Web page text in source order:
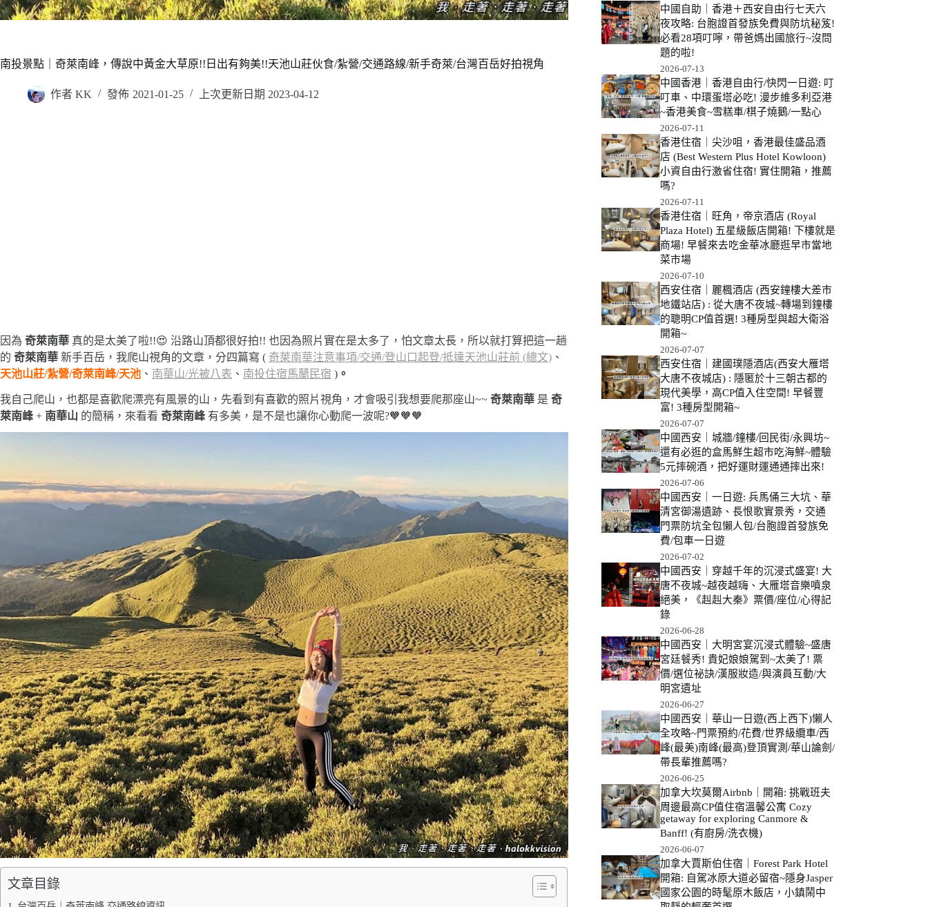
南投景點｜奇萊南峰，傳說中黃金大草原!!日出有夠美!!天池山莊伙食/紮營/交通路線/新手奇萊/台灣百岳好拍視角
作者 KK 發佈 2021-01-25 上次更新日期 2023-04-12
因為 奇萊南華 真的是太美了啦!!😍 沿路山頂都很好拍!! 也因為照片實在是太多了，怕文章太長，所以就打算把這一趟
的 奇萊南華 新手百岳，我爬山視角的文章，分四篇寫 ( 奇萊南華注意事項/交通/登山口起登/抵達天池山莊前 (總文) 、
天池山莊/紮營/奇萊南峰/天池 、 南華山/光被八表 、 南投住宿馬蘭民宿 ) 。
我自己爬山，也都是喜歡爬漂亮有風景的山，先看到有喜歡的照片視角，才會吸引我想要爬那座山~~ 奇萊南華 是 奇
萊南峰+ 南華山 的簡稱，來看看 奇萊南峰 有多美，是不是也讓你心動爬一波呢?🧡🧡🧡
文章目錄
中國自助｜香港＋西安自由行七天六
夜攻略: 台胞證首發族免費與防坑秘笈!
必看28項叮嚀，帶爸媽出國旅行~沒問
題的啦!
2026-07-13
中國香港｜香港自由行/快閃一日遊: 叮
叮車、中環蛋塔必吃! 漫步維多利亞港
~香港美食~雪糕車/棋子燒鵝/一點心
2026-07-11
香港住宿｜尖沙咀，香港最佳盛品酒
店 (Best Western Plus Hotel Kowloon)
小資自由行激省住宿! 實住開箱，推薦
嗎?
2026-07-11
香港住宿｜旺角，帝京酒店 (Royal
Plaza Hotel) 五星級飯店開箱! 下樓就是
商場! 早餐來去吃金華冰廳逛早市當地
菜市場
2026-07-10
西安住宿｜麗楓酒店 (西安鐘樓大差市
地鐵站店) : 從大唐不夜城~轉場到鐘樓
的聰明CP值首選! 3種房型與超大衛浴
開箱~
2026-07-07
西安住宿｜建國璞隱酒店(西安大雁塔
大唐不夜城店) : 隱匿於十三朝古都的
現代美學，高CP值入住空間! 早餐豐
富! 3種房型開箱~
2026-07-07
中國西安｜城牆/鐘樓/回民街/永興坊~
還有必逛的盒馬鮮生超市吃海鮮~體驗
5元摔碗酒，把好運財運通通摔出來!
2026-07-06
中國西安｜一日遊: 兵馬俑三大坑、華
清宮御湯遺跡、長恨歌實景秀，交通
門票防坑全包懶人包/台胞證首發族免
費/包車一日遊
2026-07-02
中國西安｜穿越千年的沉浸式盛宴! 大
唐不夜城~越夜越嗨、大雁塔音樂噴泉
絕美，《赳赳大秦》票價/座位/心得記
錄
2026-06-28
中國西安｜大明宮宴沉浸式體驗~盛唐
宮廷餐秀! 貴妃娘娘駕到~太美了! 票
價/選位祕訣/漢服妝造/與演員互動/大
明宮遺址
2026-06-27
中國西安｜華山一日遊(西上西下)懶人
全攻略~門票預約/花費/世界級纜車/西
峰(最美)南峰(最高)登頂實測/華山論劍/
帶長輩推薦嗎?
2026-06-25
加拿大坎莫爾Airbnb｜開箱: 挑戰班夫
周邊最高CP值住宿溫馨公寓 Cozy
getaway for exploring Canmore &
Banff! (有廚房/洗衣機)
2026-06-07
加拿大賈斯伯住宿｜Forest Park Hotel
開箱: 自駕冰原大道必留宿~隱身Jasper
國家公園的時髦原木飯店，小鎮鬧中